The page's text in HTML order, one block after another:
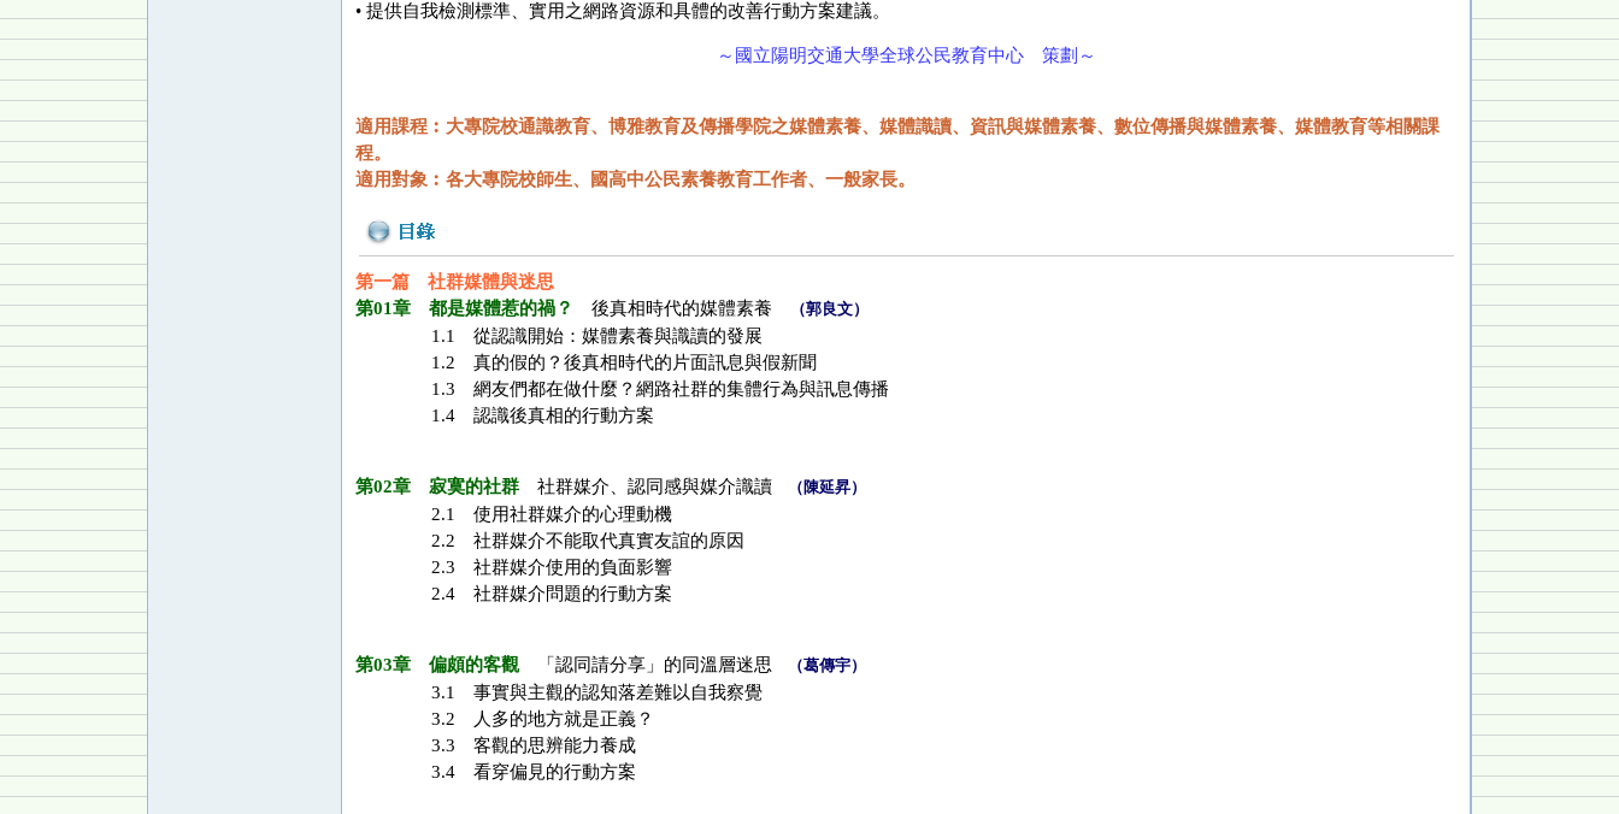
• 提供自我檢測標準、實用之網路資源和具體的改善行動方案建議。
～國立陽明交通大學全球公民教育中心 策劃～
適用課程︰大專院校通識教育、博雅教育及傳播學院之媒體素養、媒體識讀、資訊與媒體素養、數位傳播與媒體素養、媒體教育等相關課
程。
適用對象︰各大專院校師生、國高中公民素養教育工作者、一般家長。
第一篇 社群媒體與迷思
第01章 都是媒體惹的禍？
後真相時代的媒體素養 （郭良文）
1.1 從認識開始：媒體素養與識讀的發展
1.2 真的假的？後真相時代的片面訊息與假新聞
1.3 網友們都在做什麼？網路社群的集體行為與訊息傳播
1.4 認識後真相的行動方案
第02章 寂寞的社群社群媒介、認同感與媒介識讀 （陳延昇）
2.1 使用社群媒介的心理動機
2.2 社群媒介不能取代真實友誼的原因
2.3 社群媒介使用的負面影響
2.4 社群媒介問題的行動方案
第03章 偏頗的客觀「認同請分享」的同溫層迷思 （葛傳宇）
3.1 事實與主觀的認知落差難以自我察覺
3.2 人多的地方就是正義？
3.3 客觀的思辨能力養成
3.4 看穿偏見的行動方案